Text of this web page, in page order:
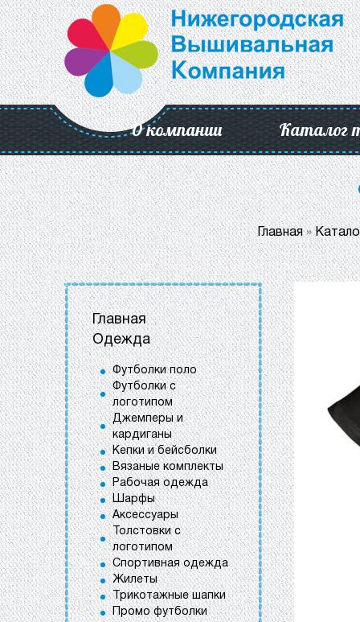
О компании Каталог
Главная»
Главная
Одежда
Футболки поло
Футболки с
логотипом
Джемперы и
кардиганы
Кепки и бейсболки
Вязаные комплекты
Рабочая одежда
Шарфы
Аксессуары
Толстовки с
логотипом
Спортивная одежда
Жилеты
Трикотажные шапки
Промо футболки